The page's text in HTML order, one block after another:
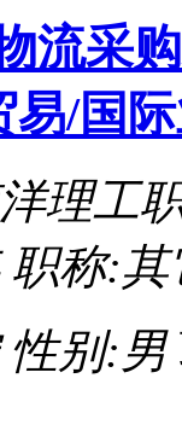
流采
易/国
理工
职称:其
性别:男